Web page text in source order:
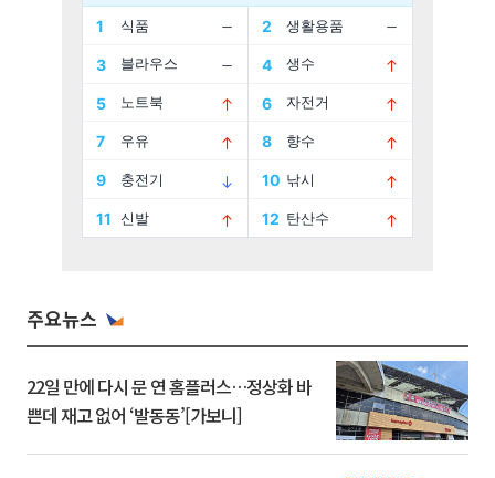
주요뉴스
22일 만에 다시 문 연 홈플러스…정상화 바
쁜데 재고 없어 ‘발동동’[가보니]